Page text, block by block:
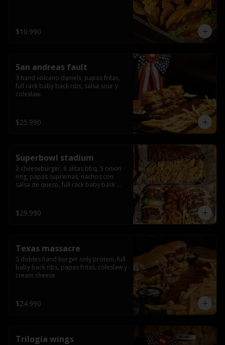
$10.990
San andreas fault
3 hand volcano daniels, papas fritas,
full rack baby back ribs, salsa sour y
coleslaw.
$25.990
Superbowl stadium
2 cheeseburger, 8 alitas bbq, 5 onion
ring, papas supremas, nachos con
salsa de queso, full rack baby back
$29.990
Texas massacre
3 dobles hand burger only protein, full
baby back ribs, papas fritas, coleslaw y
cream cheese
$24.990
Trilogía wings